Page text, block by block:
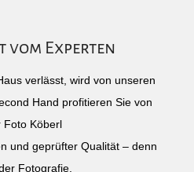
vom Experten
verlässt, wird von unseren
Hand profitieren Sie von
Foto Köberl
und geprüfter Qualität – denn
Fotografie.